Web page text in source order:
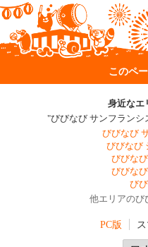
このペ
身近なエ
"びびなび サンフランシ
びびなび
びびなび
びびな
びびな
び
他エリアのび
PC版